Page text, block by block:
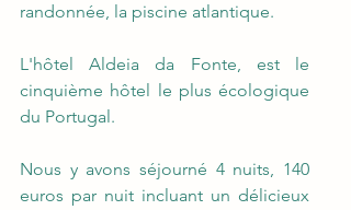
randonnée, la piscine atlantique.
L'hôtel Aldeia da Fonte, est le
cinquième hôtel le plus écologique
du Portugal.
Nous y avons séjourné 4 nuits, 140
euros par nuit incluant un délicieux